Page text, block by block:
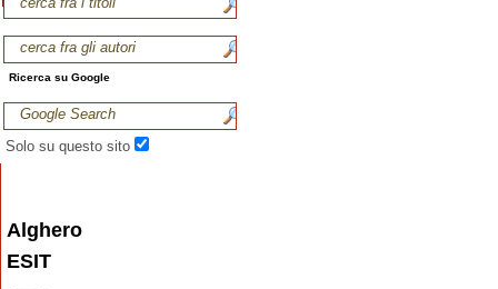
Ricerca su Google
Solo su questo sito
Alghero
ESIT